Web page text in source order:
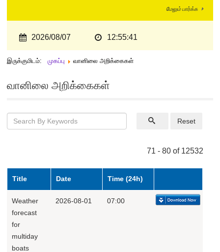
மேலும் பார்க்க
2026/08/07 12:55:41
இருக்குமிடம்: முகப்பு வானிலை அறிக்கைகள்
வானிலை அறிக்கைகள்
Reset
71 - 80 of 12532
Title Date Time (24h)
Weather
forecast
for
multiday
boats
2026-08-01 07:00